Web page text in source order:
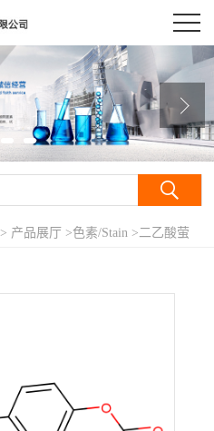
> 产品展厅 >色素/Stain >二乙酸萤